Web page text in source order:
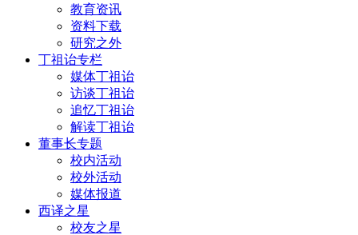
教育资讯
资料下载
研究之外
丁祖诒专栏
媒体丁祖诒
访谈丁祖诒
追忆丁祖诒
解读丁祖诒
董事长专题
校内活动
校外活动
媒体报道
西译之星
校友之星